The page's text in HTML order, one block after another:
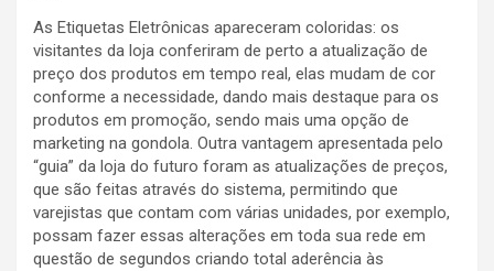
As Etiquetas Eletrônicas apareceram coloridas: os
visitantes da loja conferiram de perto a atualização de
preço dos produtos em tempo real, elas mudam de cor
conforme a necessidade, dando mais destaque para os
produtos em promoção, sendo mais uma opção de
marketing na gondola. Outra vantagem apresentada pelo
“guia” da loja do futuro foram as atualizações de preços,
que são feitas através do sistema, permitindo que
varejistas que contam com várias unidades, por exemplo,
possam fazer essas alterações em toda sua rede em
questão de segundos criando total aderência às